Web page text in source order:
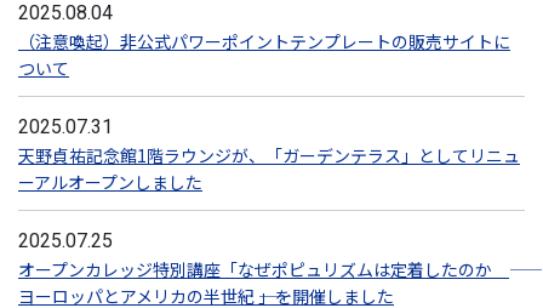
2025.08.04
（注意喚起）非公式パワーポイントテンプレートの販売サイトに
ついて
2025.07.31
天野貞祐記念館1階ラウンジが、「ガーデンテラス」としてリニュ
ーアルオープンしました
2025.07.25
オープンカレッジ特別講座「なぜポピュリズムは定着したのか ――
ヨーロッパとアメリカの半世紀 ――」を開催しました